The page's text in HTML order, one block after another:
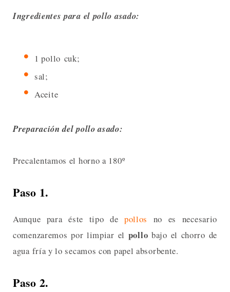
Ingredientes para el pollo asado:
1 pollo cuk;
sal;
Aceite
Preparación del pollo asado:
Precalentamos el horno a 180º
Paso 1.
Aunque para éste tipo de pollos no es necesario
comenzaremos por limpiar el pollo bajo el chorro de
agua fría y lo secamos con papel absorbente.
Paso 2.